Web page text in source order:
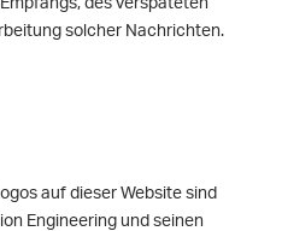
solcher Nachrichten.
auf dieser Website sind
Engineering und seinen